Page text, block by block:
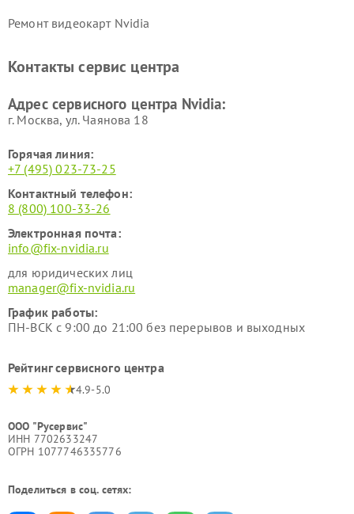
Ремонт видеокарт Nvidia
Контакты сервис центра
Адрес сервисного центра Nvidia:
г. Москва, ул. Чаянова 18
Горячая линия:
+7 (495) 023-73-25
Контактный телефон:
8 (800) 100-33-26
Электронная почта:
info@fix-nvidia.ru
для юридических лиц
manager@fix-nvidia.ru
График работы:
ПН-ВСК с 9:00 до 21:00 без перерывов и выходных
Рейтинг сервисного центра
4.9-5.0
ООО "Русервис"
ИНН 7702633247
ОГРН 1077746335776
Поделиться в соц. сетях: